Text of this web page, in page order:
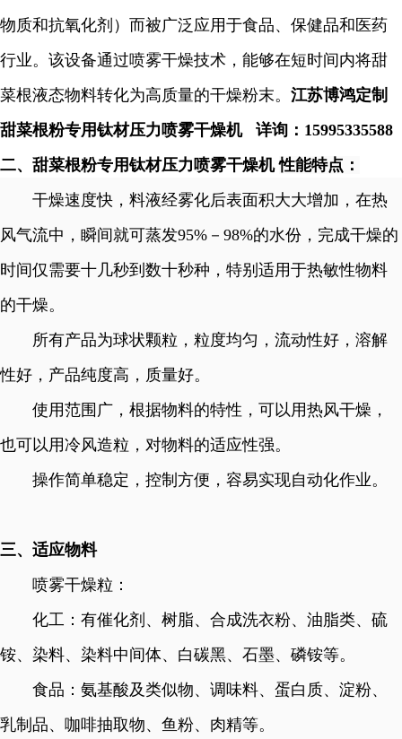
物质和抗氧化剂）而被广泛应用于食品、保健品和医药
行业。该设备通过喷雾干燥技术，能够在短时间内将甜
菜根液态物料转化为高质量的干燥粉末。 江苏博鸿定制
甜菜根粉专用钛材压力喷雾干燥机 详询： 15995335588
二、 甜菜根粉专用钛材压力喷雾干燥机性能特点：
干燥速度快，料液经雾化后表面积大大增加，在热
风气流中，瞬间就可蒸发95%－98%的水份，完成干燥的
时间仅需要十几秒到数十秒种，特别适用于热敏性物料
的干燥。
所有产品为球状颗粒，粒度均匀，流动性好，溶解
性好，产品纯度高，质量好。
使用范围广，根据物料的特性，可以用热风干燥，
也可以用冷风造粒，对物料的适应性强。
操作简单稳定，控制方便，容易实现自动化作业。
三、适应物料
喷雾干燥粒：
化工：有催化剂、树脂、合成洗衣粉、油脂类、硫
铵、染料、染料中间体、白碳黑、石墨、磷铵等。
食品：氨基酸及类似物、调味料、蛋白质、淀粉、
乳制品、咖啡抽取物、鱼粉、肉精等。